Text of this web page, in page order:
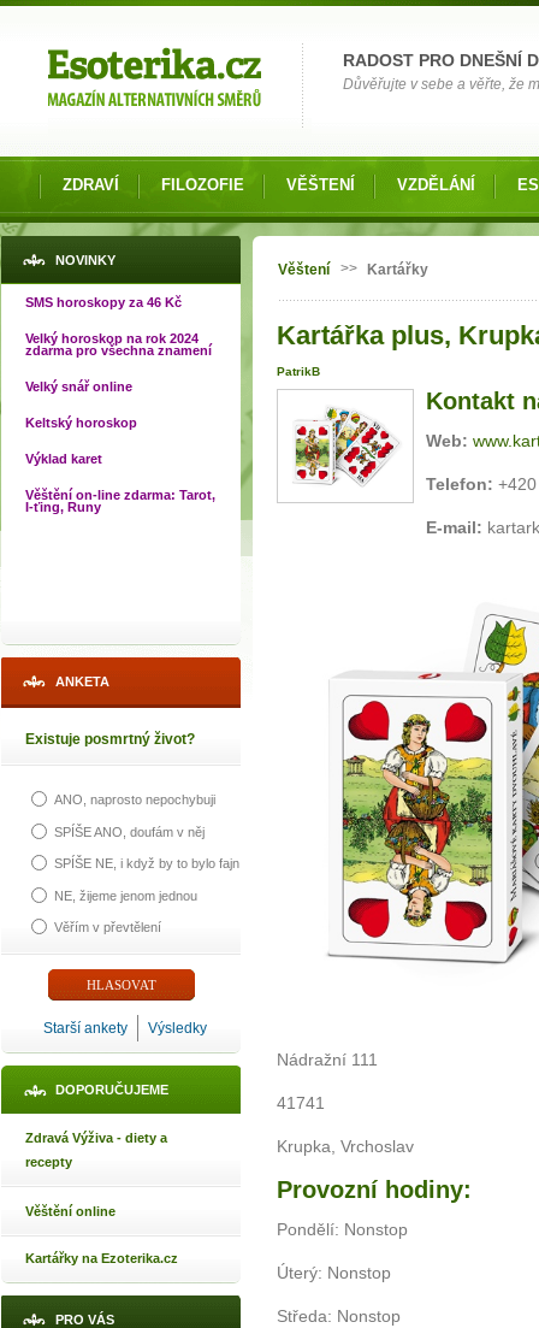
RADOST PRO DNEŠNÍ
Důvěřujte v sebe a věřte, že
ZDRAVÍ FILOZOFIE VĚŠTENÍ VZDĚLÁNÍ
NOVINKY
SMS horoskopy za 46 Kč
Velký horoskop na rok 2024
zdarma pro všechna znamení
Velký snář online
Keltský horoskop
Výklad karet
Věštění on-line zdarma: Tarot,
I-ťing, Runy
ANKETA
Existuje posmrtný život?
ANO, naprosto nepochybuji
SPÍŠE ANO, doufám v něj
SPÍŠE NE, i když by to bylo fajn
NE, žijeme jenom jednou
Věřím v převtělení
Starší ankety Výsledky
DOPORUČUJEME
Zdravá Výživa - diety a
recepty
Věštění online
Kartářky na Ezoterika.cz
PRO VÁS
Jste zde
Věštení >> Kartářky
Kartářka plus,
PatrikB
Kontakt
Web:
Telefon:
E-mail:
Nádražní 111
41741
Krupka, Vrchoslav
Provozní hodiny:
Pondělí: Nonstop
Úterý: Nonstop
Středa: Nonstop